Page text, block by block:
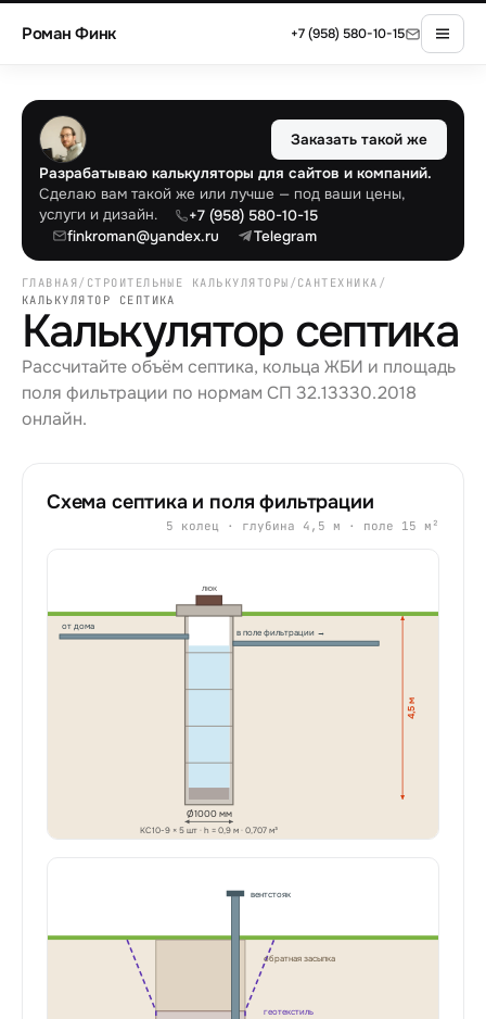
Роман Финк +7 (958) 580-10-15
Разрабатываю калькуляторы для сайтов и компаний.
Сделаю вам такой же или лучше — под ваши цены,
услуги и дизайн.
+7 (958) 580-10-15
finkroman@yandex.ru
Telegram
Заказать такой же
ГЛАВНАЯ/ СТРОИТЕЛЬНЫЕ КАЛЬКУЛЯТОРЫ / САНТЕХНИКА /
КАЛЬКУЛЯТОР СЕПТИКА
Калькулятор септика
Рассчитайте объём септика, кольца ЖБИ и площадь
поля фильтрации по нормам СП 32.13330.2018
онлайн.
Схема септика и поля фильтрации
5 колец · глубина 4,5 м · поле 15 м²
люк
от дома
в поле фильтрации →
4,5 м
Ø1000 мм
КС10-9 ×5шт · h = 0,9 м ·0,707м³
вентстояк
обратная засыпка
геотекстиль